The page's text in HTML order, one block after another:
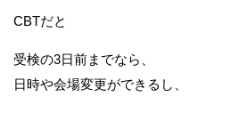
CBTだと
受検の3日前までなら、
日時や会場変更ができるし、